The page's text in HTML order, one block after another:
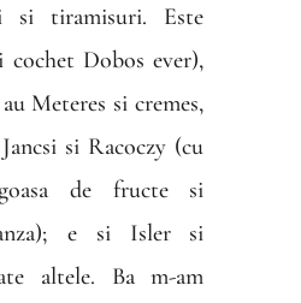
si tiramisuri. Este
cochet Dobos ever),
Meteres si cremes,
si Racoczy (cu
de fructe si
e si Isler si
altele. Ba m-am